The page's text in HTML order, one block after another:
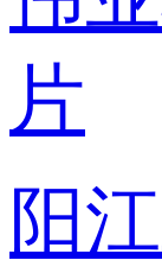
阳